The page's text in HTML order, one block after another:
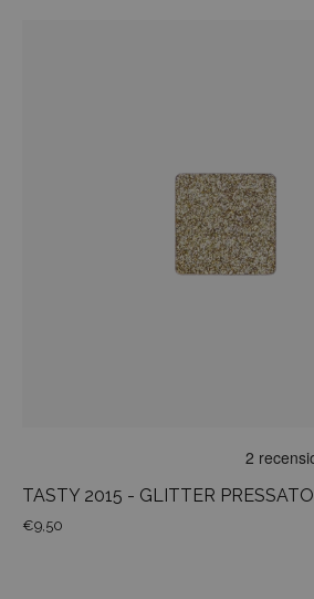
TASTY 2015 - GLITTER PRESSATO
€9,50